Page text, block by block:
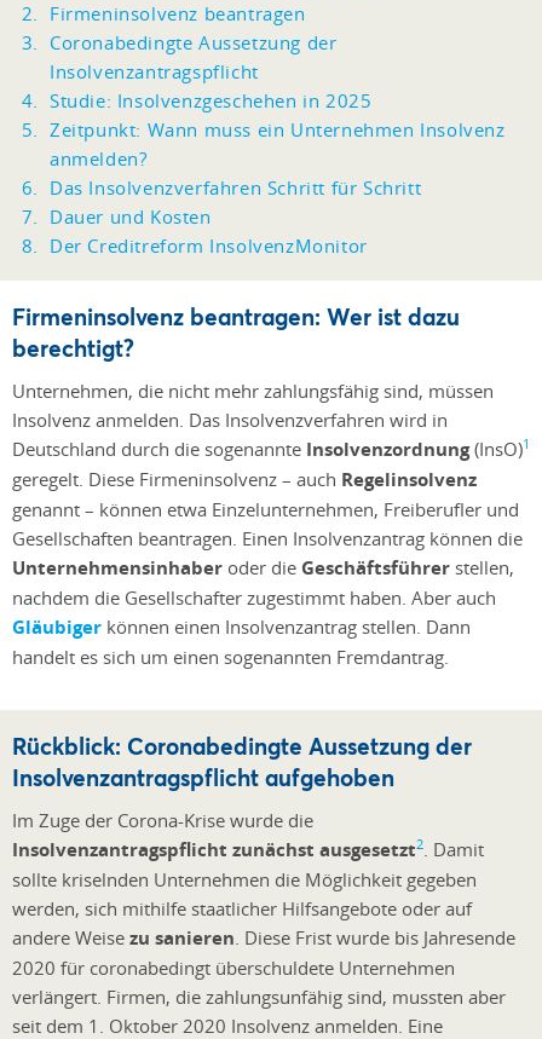
Firmeninsolvenz beantragen
Coronabedingte Aussetzung der
Insolvenzantragspflicht
Studie: Insolvenzgeschehen in 2025
Zeitpunkt: Wann muss ein Unternehmen Insolvenz
anmelden?
Das Insolvenzverfahren Schritt für Schritt
Dauer und Kosten
Der Creditreform InsolvenzMonitor
Firmeninsolvenz beantragen: Wer ist dazu
berechtigt?
Unternehmen, die nicht mehr zahlungsfähig sind, müssen
Insolvenz anmelden. Das Insolvenzverfahren wird in
Deutschland durch die sogenannte Insolvenzordnung(InsO)1
geregelt. Diese Firmeninsolvenz – auch Regelinsolvenz
genannt – können etwa Einzelunternehmen, Freiberufler und
Gesellschaften beantragen. Einen Insolvenzantrag können die
Unternehmensinhaber oder die Geschäftsführer stellen,
nachdem die Gesellschafter zugestimmt haben. Aber auch
Gläubiger können einen Insolvenzantrag stellen. Dann
handelt es sich um einen sogenannten Fremdantrag.
Rückblick: Coronabedingte Aussetzung der
Insolvenzantragspflicht aufgehoben
Im Zuge der Corona-Krise wurde die
Insolvenzantragspflicht zunächst ausgesetzt2 . Damit
sollte kriselnden Unternehmen die Möglichkeit gegeben
werden, sich mithilfe staatlicher Hilfsangebote oder auf
andere Weise zu sanieren . Diese Frist wurde bis Jahresende
2020 für coronabedingt überschuldete Unternehmen
verlängert. Firmen, die zahlungsunfähig sind, mussten aber
seit dem 1. Oktober 2020 Insolvenz anmelden. Eine